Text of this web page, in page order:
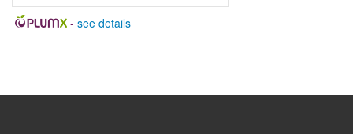
- see details